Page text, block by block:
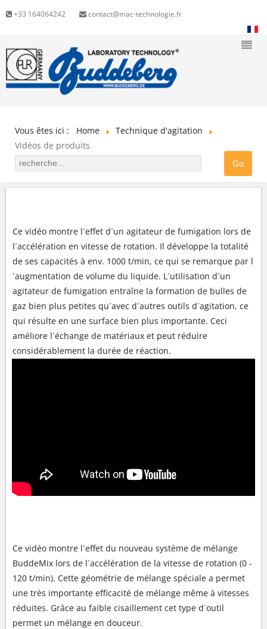
+33 164064242 contact@mac-technologie.fr
Vous êtes ici : Home
Technique d'agitation
Vidéos de produits
Ce vidéo montre l´effet d´un agitateur de fumigation lors de
l´accélération en vitesse de rotation. Il développe la totalité
de ses capacités à env. 1000 t/min, ce qui se remarque par l
´augmentation de volume du liquide. L´utilisation d´un
agitateur de fumigation entraîne la formation de bulles de
gaz bien plus petites qu´avec d´autres outils d´agitation, ce
qui résulte en une surface bien plus importante. Ceci
améliore l´échange de matériaux et peut réduire
considérablement la durée de réaction.
Ce vidéo montre l´effet du nouveau système de mélange
BuddeMix lors de l´accélération de la vitesse de rotation (0 -
120 t/min). Cette géométrie de mélange spéciale a permet
une très importante efficacité de mélange même à vitesses
réduites. Grâce au faible cisaillement cet type d´outil
permet un mélange en douceur.